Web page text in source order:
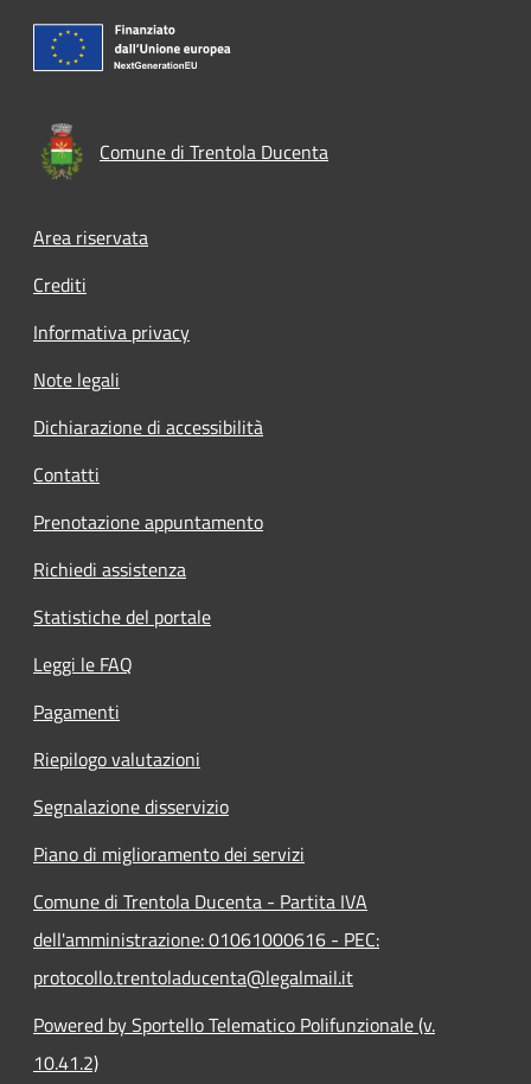
Comune di Trentola Ducenta
Footer menu
Area riservata
Crediti
Informativa privacy
Note legali
Dichiarazione di accessibilità
Contatti
Prenotazione appuntamento
Richiedi assistenza
Statistiche del portale
Leggi le FAQ
Pagamenti
Riepilogo valutazioni
Segnalazione disservizio
Piano di miglioramento dei servizi
Comune di Trentola Ducenta - Partita IVA
dell'amministrazione: 01061000616 - PEC:
protocollo.trentoladucenta@legalmail.it
Powered by Sportello Telematico Polifunzionale (v.
10.41.2)